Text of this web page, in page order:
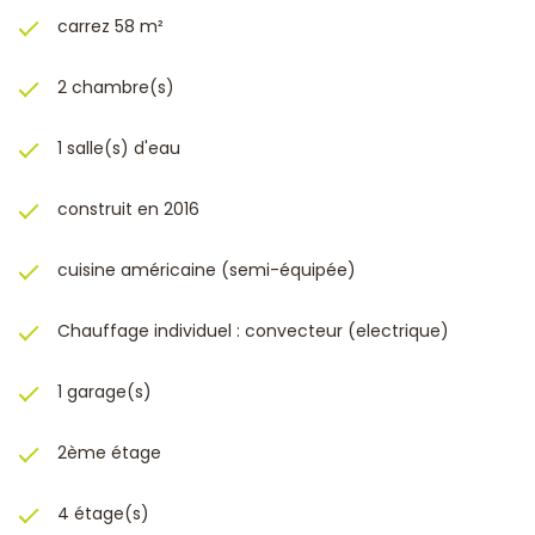
carrez 58 m²
2 chambre(s)
1 salle(s) d'eau
construit en 2016
cuisine américaine (semi-équipée)
Chauffage individuel : convecteur (electrique)
1 garage(s)
2ème étage
4 étage(s)